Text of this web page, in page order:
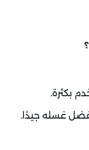
بكثرة.
يُفضل غسله جيدًا.